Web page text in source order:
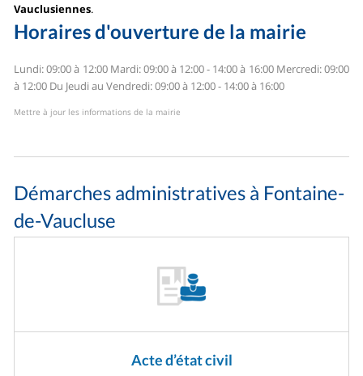
Vauclusiennes.
Horaires d'ouverture de la mairie
Lundi: 09:00 à 12:00Mardi: 09:00 à 12:00 - 14:00 à 16:00Mercredi: 09:00
à 12:00 Du Jeudi au Vendredi: 09:00 à 12:00 - 14:00 à 16:00
Mettre à jour les informations de la mairie
Démarches administratives à Fontaine-
de-Vaucluse
Acte d’état civil